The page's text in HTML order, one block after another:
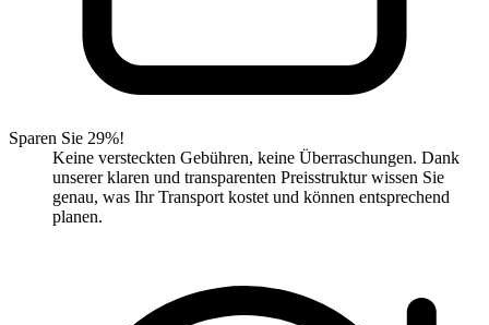
Sparen Sie 29%!
Keine versteckten Gebühren, keine Überraschungen. Dank
unserer klaren und transparenten Preisstruktur wissen Sie
genau, was Ihr Transport kostet und können entsprechend
planen.